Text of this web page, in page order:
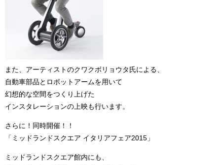
また、アーティストのクワクボリョウタ氏による、
自動車部品とロボットアームを用いて
幻想的な空間をつくり上げた
インスタレーションの上映も行います。
さらに！同時開催！！
「ミッドランドスクエア イタリアフェア2015」
ミッドランドスクエア館内にも、